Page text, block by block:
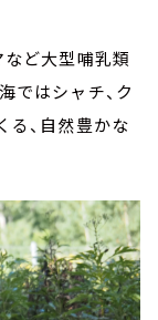
など大型哺乳類
ではシャチ、ク
る、自然豊かな